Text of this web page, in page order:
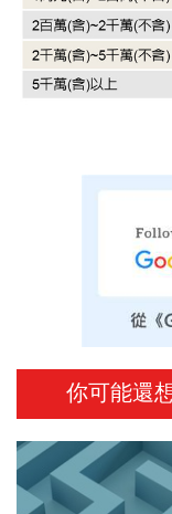
你可能還